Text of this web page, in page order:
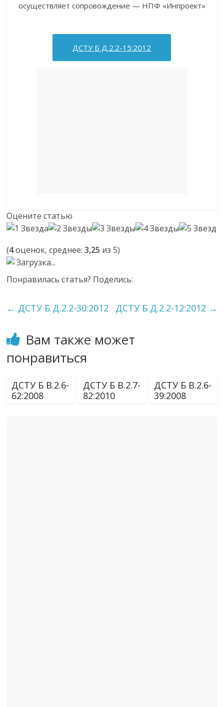
осуществляет сопровождение — НПФ «Инпроект»
ДСТУ Б Д.2.2-15:2012
Оцените статью
(4оценок, среднее:3,25 из 5)
Загрузка...
Понравилась статья? Поделись:
← ДСТУ Б Д.2.2-30:2012 ДСТУ Б Д.2.2-12:2012 →
Вам также может
понравиться
ДСТУ Б В.2.6-
62:2008
ДСТУ Б В.2.7-
82:2010
ДСТУ Б В.2.6-
39:2008